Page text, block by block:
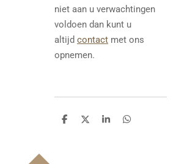
niet aan u verwachtingen
voldoen dan kunt u
altijd contact met ons
opnemen.
D
D
S
D